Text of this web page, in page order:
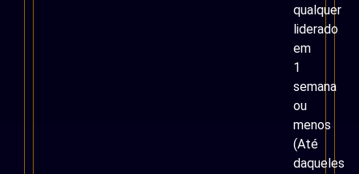
qualquer
liderado
em
1
semana
ou
menos
(Até
daqueles